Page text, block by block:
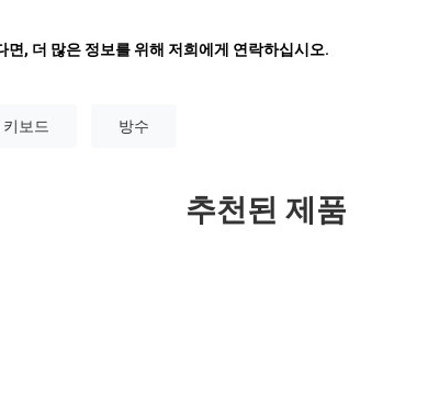
면, 더 많은 정보를 위해 저희에게 연락하십시오.
보드 방수
추천된 제품